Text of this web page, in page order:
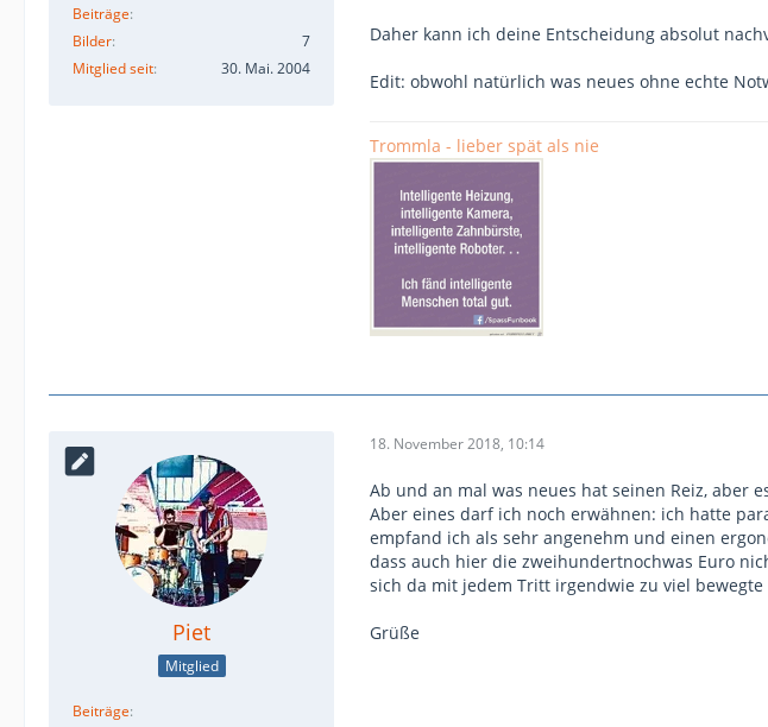
Beiträge
Bilder
7
Mitglied seit
30. Mai. 2004
Daher kann ich deine Entscheidung absolut
Edit: obwohl natürlich was neues ohne echte
Trommla - lieber spät als nie
Piet
Mitglied
Beiträge
18. November 2018, 10:14
Ab und an mal was neues hat seinen Reiz, aber
Aber eines darf ich noch erwähnen: ich hatte
empfand ich als sehr angenehm und einen
dass auch hier die zweihundertnochwas Euro
sich da mit jedem Tritt irgendwie zu viel
Grüße